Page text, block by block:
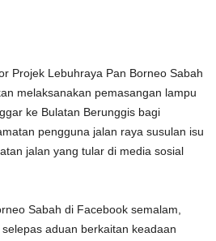
Projek Lebuhraya Pan Borneo Sabah
melaksanakan pemasangan lampu
ke Bulatan Berunggis bagi
pengguna jalan raya susulan isu
jalan yang tular di media sosial
Sabah di Facebook semalam
aduan berkaitan keadaan